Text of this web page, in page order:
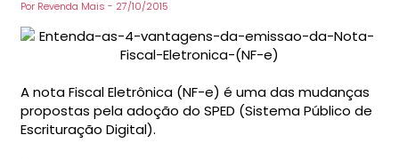
Por Revenda Mais- 27/10/2015
A nota Fiscal Eletrônica (NF-e) é uma das mudanças
propostas pela adoção do SPED (Sistema Público de
Escrituração Digital).